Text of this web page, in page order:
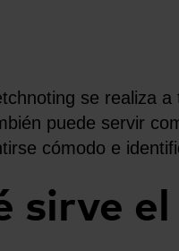
se realiza
puede servir
cómodo e
sirve